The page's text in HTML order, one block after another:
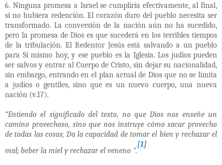
6. Ninguna promesa a Israel se cumpliría efectivamente, al final,
si no hubiera redención. El corazón duro del pueblo necesita ser
transformado. La conversión de la nación aún no ha sucedido,
pero la promesa de Dios es que sucederá en los terribles tiempos
de la tribulación. El Redentor Jesús está salvando a un pueblo
para Sí mismo hoy, y ese pueblo es la Iglesia. Los judíos pueden
ser salvos y entrar al Cuerpo de Cristo, sin dejar su nacionalidad,
sin embargo, entrando en el plan actual de Dios que no se limita
a judíos o gentiles, sino que es un nuevo cuerpo, una nueva
nación (v.17).
“Entiendo el significado del texto, no que Dios nos enseñe un
camino provechoso, sino que nos instruye cómo sacar provecho
de todas las cosas; Da la capacidad de tomar el bien y rechazar el
mal; beber la miel y rechazar el veneno ".
[1]